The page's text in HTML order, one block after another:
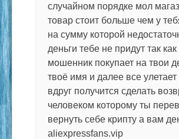
случайном порядке мол
товар стоит больше чем у
на сумму которой
деньги тебе не придут так
мошенник покупает на твои
твоё имя и далее все
вдруг получится сделать
человеком которому ты
вернуть себе крипту а вам
aliexpressfans.vip